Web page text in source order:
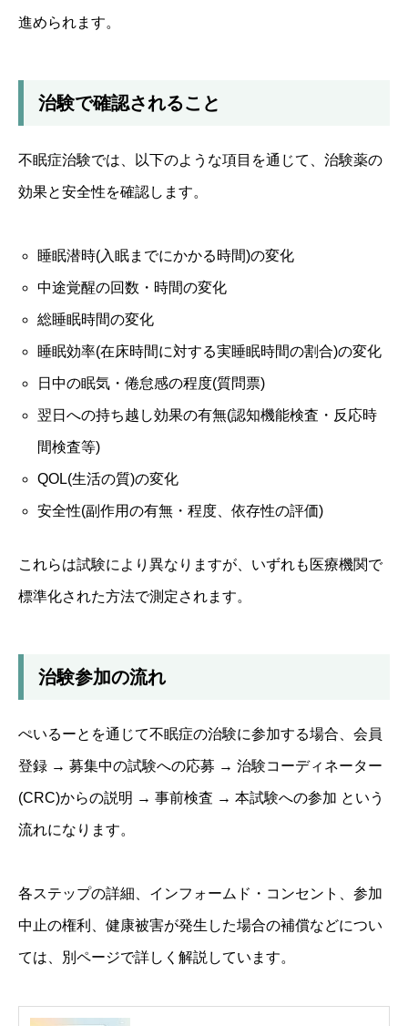
進められます。
治験で確認されること
不眠症治験では、以下のような項目を通じて、治験薬の
効果と安全性を確認します。
睡眠潜時(入眠までにかかる時間)の変化
中途覚醒の回数・時間の変化
総睡眠時間の変化
睡眠効率(在床時間に対する実睡眠時間の割合)の変化
日中の眠気・倦怠感の程度(質問票)
翌日への持ち越し効果の有無(認知機能検査・反応時
間検査等)
QOL(生活の質)の変化
安全性(副作用の有無・程度、依存性の評価)
これらは試験により異なりますが、いずれも医療機関で
標準化された方法で測定されます。
治験参加の流れ
ぺいるーとを通じて不眠症の治験に参加する場合、会員
登録 → 募集中の試験への応募 → 治験コーディネーター
(CRC)からの説明 → 事前検査 → 本試験への参加 という
流れになります。
各ステップの詳細、インフォームド・コンセント、参加
中止の権利、健康被害が発生した場合の補償などについ
ては、別ページで詳しく解説しています。